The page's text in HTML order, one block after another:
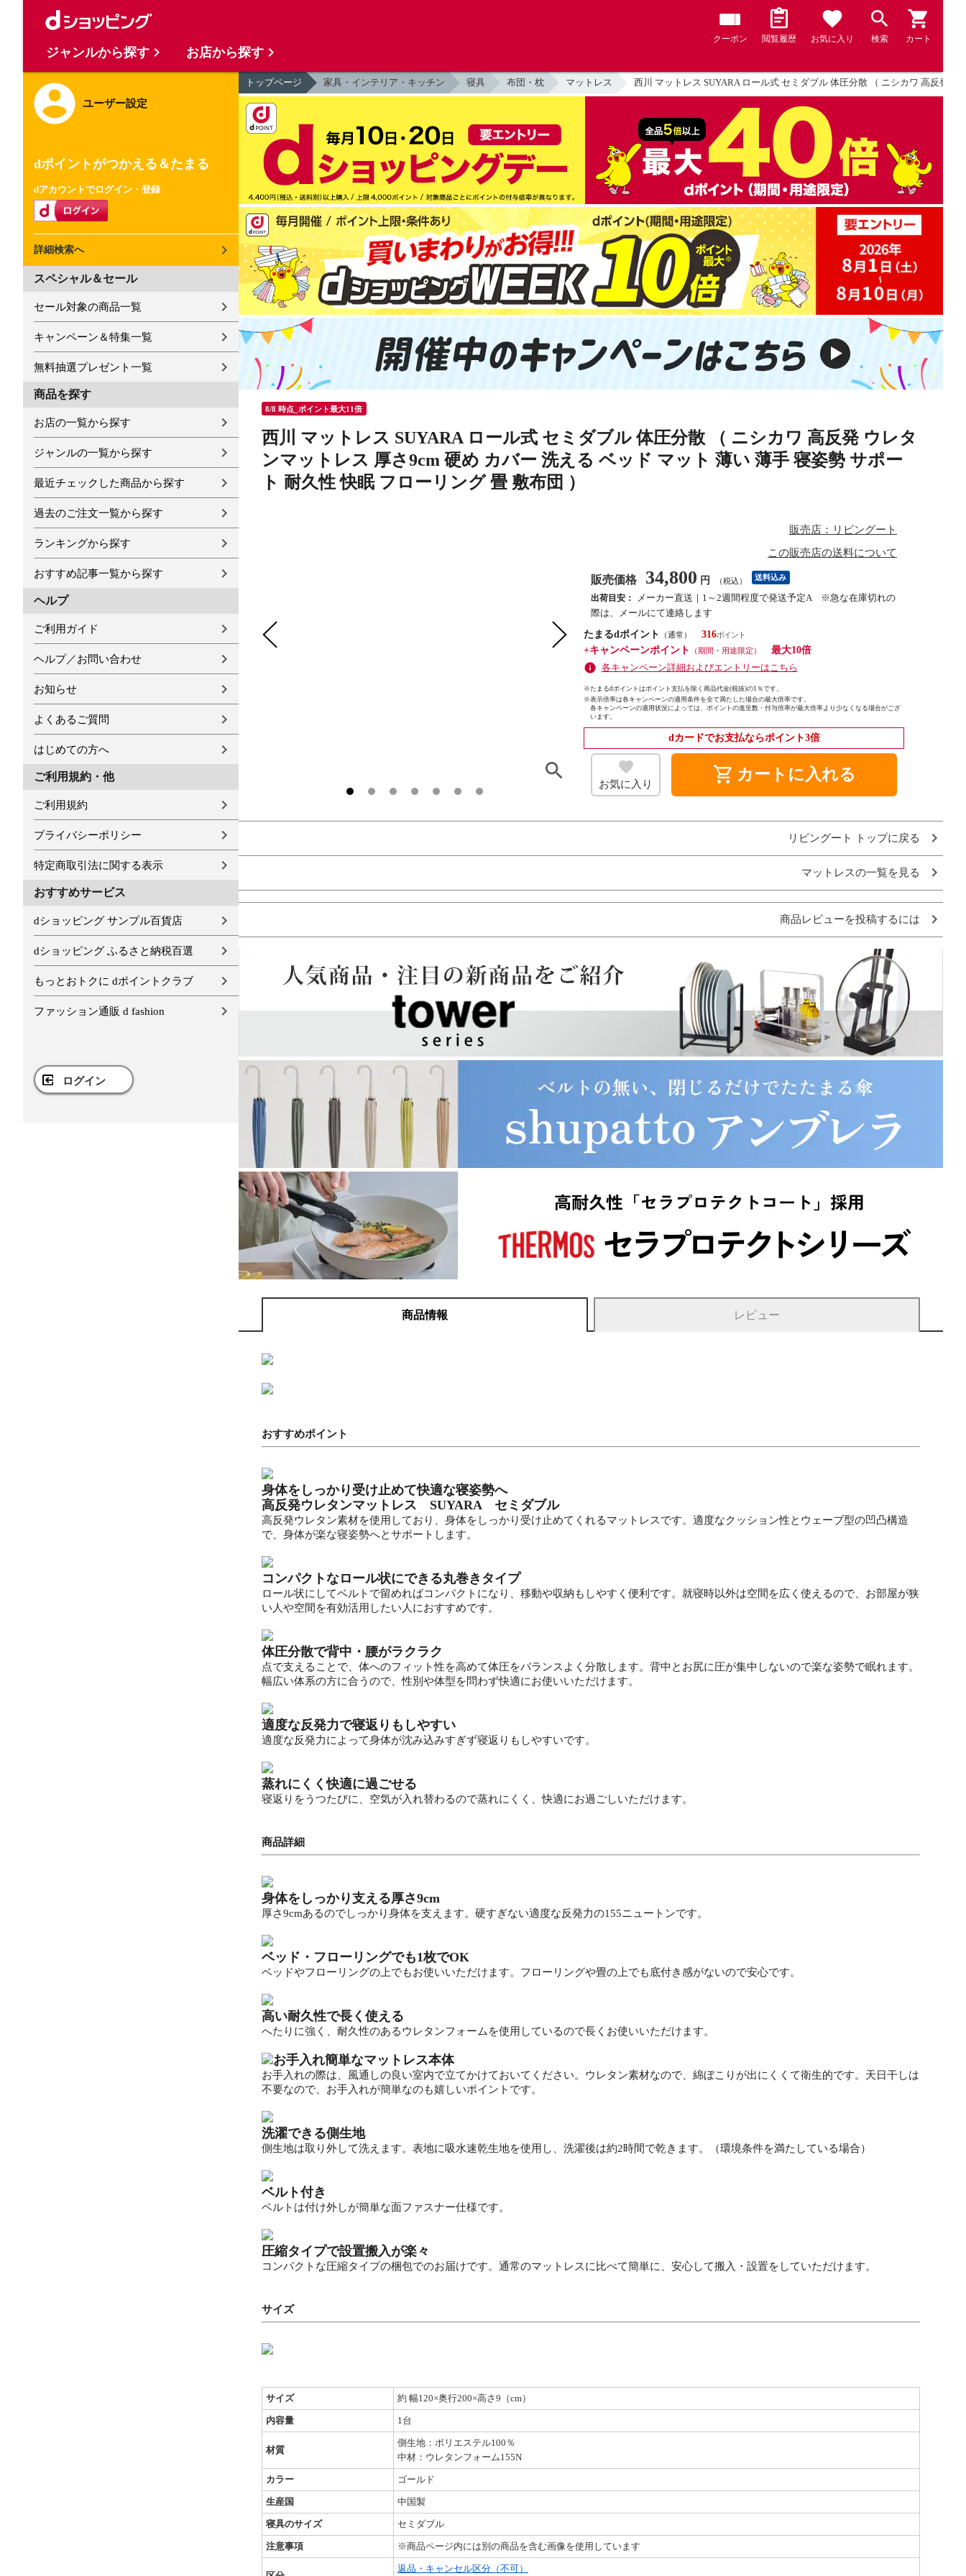
クーポン 閲覧履歴 お気に入り 検索 カート
ユーザー設定
dポイントがつかえる＆たまる
dアカウントでログイン・登録
詳細検索へ
スペシャル＆セール
セール対象の商品一覧
キャンペーン＆特集一覧
無料抽選プレゼント一覧
商品を探す
お店の一覧から探す
ジャンルの一覧から探す
最近チェックした商品から探す
過去のご注文一覧から探す
ランキングから探す
おすすめ記事一覧から探す
ヘルプ
ご利用ガイド
ヘルプ／お問い合わせ
お知らせ
よくあるご質問
はじめての方へ
ご利用規約・他
ご利用規約
プライバシーポリシー
特定商取引法に関する表示
おすすめサービス
dショッピング サンプル百貨店
dショッピング ふるさと納税百選
もっとおトクに dポイントクラブ
ファッション通販 d fashion
ログイン
トップページ 家具・インテリア・キッチン 寝具 布団・枕 マットレス 西川 マットレス SUYARA ロール式 セミダブル 体圧分散 （ ニシカワ 高反発
8/8 時点_ポイント最大11倍
西川 マットレス SUYARA ロール式 セミダブル 体圧分散 （ ニシカワ 高反発 ウレタ
ンマットレス 厚さ9cm 硬め カバー 洗える ベッド マット 薄い 薄手 寝姿勢 サポー
ト 耐久性 快眠 フローリング 畳 敷布団 ）
販売店：リビングート
この販売店の送料について
販売価格 34,800 円 （税込） 送料込み
出荷目安：
メーカー直送｜1～2週間程度で発送予定A ※急な在庫切れの
際は、メールにて連絡します
たまるdポイント
（通常）
316
+キャンペーンポイント
（期間・用途限定）
最大10倍
各キャンペーン詳細およびエントリーはこちら
※たまるdポイントはポイント支払を除く商品代金(税抜)の1％です。
※表示倍率は各キャンペーンの適用条件を全て満たした場合の最大倍率です。
各キャンペーンの適用状況によっては、ポイントの進呈数・付与倍率が最大倍率より少なくなる場合がござ
います。
dカードでお支払ならポイント3倍
お気に入り shopping_cart カートに入れる
リビングート トップに戻る
マットレスの一覧を見る
商品レビューを投稿するには
商品情報 レビュー
おすすめポイント
身体をしっかり受け止めて快適な寝姿勢へ
高反発ウレタンマットレス SUYARA セミダブル
高反発ウレタン素材を使用しており、身体をしっかり受け止めてくれるマットレスです。適度なクッション性とウェーブ型の凹凸構造
で、身体が楽な寝姿勢へとサポートします。
コンパクトなロール状にできる丸巻きタイプ
ロール状にしてベルトで留めればコンパクトになり、移動や収納もしやすく便利です。就寝時以外は空間を広く使えるので、お部屋が狭
い人や空間を有効活用したい人におすすめです。
体圧分散で背中・腰がラクラク
点で支えることで、体へのフィット性を高めて体圧をバランスよく分散します。背中とお尻に圧が集中しないので楽な姿勢で眠れます。
幅広い体系の方に合うので、性別や体型を問わず快適にお使いいただけます。
適度な反発力で寝返りもしやすい
適度な反発力によって身体が沈み込みすぎず寝返りもしやすいです。
蒸れにくく快適に過ごせる
寝返りをうつたびに、空気が入れ替わるので蒸れにくく、快適にお過ごしいただけます。
商品詳細
身体をしっかり支える厚さ9cm
厚さ9cmあるのでしっかり身体を支えます。硬すぎない適度な反発力の155ニュートンです。
ベッド・フローリングでも1枚でOK
ベッドやフローリングの上でもお使いいただけます。フローリングや畳の上でも底付き感がないので安心です。
高い耐久性で長く使える
へたりに強く、耐久性のあるウレタンフォームを使用しているので長くお使いいただけます。
お手入れ簡単なマットレス本体
お手入れの際は、風通しの良い室内で立てかけておいてください。ウレタン素材なので、綿ぼこりが出にくくて衛生的です。天日干しは
不要なので、お手入れが簡単なのも嬉しいポイントです。
洗濯できる側生地
側生地は取り外して洗えます。表地に吸水速乾生地を使用し、洗濯後は約2時間で乾きます。（環境条件を満たしている場合）
ベルト付き
ベルトは付け外しが簡単な面ファスナー仕様です。
圧縮タイプで設置搬入が楽々
コンパクトな圧縮タイプの梱包でのお届けです。通常のマットレスに比べて簡単に、安心して搬入・設置をしていただけます。
サイズ
サイズ 約 幅120×奥行200×高さ9（cm）
内容量 1台
材質
側生地：ポリエステル100％
中材：ウレタンフォーム155N
カラー ゴールド
生産国 中国製
寝具のサイズ セミダブル
注意事項 ※商品ページ内には別の商品を含む画像を使用しています
返品・キャンセル区分（不可）
ジャンルから探す お店から探す